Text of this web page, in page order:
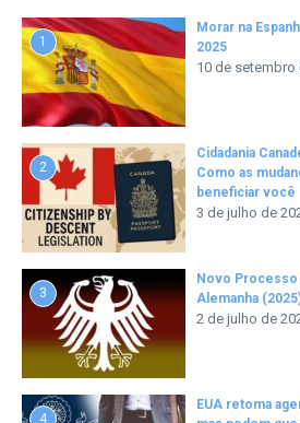
1
Morar na
2025
10 de setembro
2
Cidadania
Como as
beneficiar você
3 de julho de
3
Novo Processo
Alemanha
2 de julho de
4
EUA retoma